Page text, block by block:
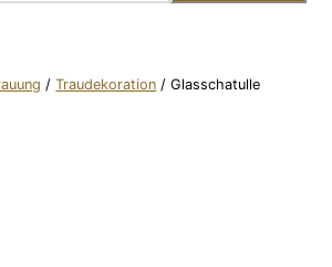
/Traudekoration / Glasschatulle